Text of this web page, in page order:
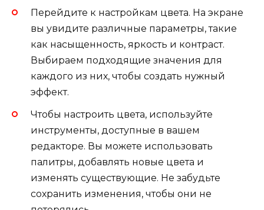
Перейдите к настройкам цвета. На экране
вы увидите различные параметры, такие
как насыщенность, яркость и контраст.
Выбираем подходящие значения для
каждого из них, чтобы создать нужный
эффект.
Чтобы настроить цвета, используйте
инструменты, доступные в вашем
редакторе. Вы можете использовать
палитры, добавлять новые цвета и
изменять существующие. Не забудьте
сохранить изменения, чтобы они не